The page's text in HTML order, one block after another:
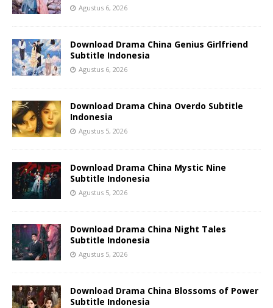
Agustus 6, 2026
Download Drama China Genius Girlfriend
Subtitle Indonesia
Agustus 6, 2026
Download Drama China Overdo Subtitle
Indonesia
Agustus 5, 2026
Download Drama China Mystic Nine
Subtitle Indonesia
Agustus 5, 2026
Download Drama China Night Tales
Subtitle Indonesia
Agustus 5, 2026
Download Drama China Blossoms of Power
Subtitle Indonesia